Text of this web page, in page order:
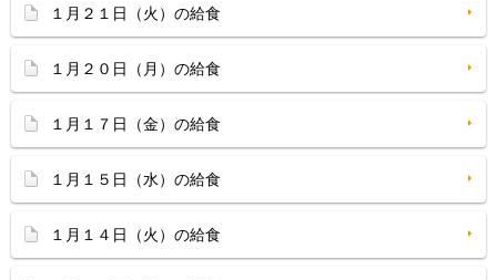
１月２１日（火）の給食
１月２０日（月）の給食
１月１７日（金）の給食
１月１５日（水）の給食
１月１４日（火）の給食